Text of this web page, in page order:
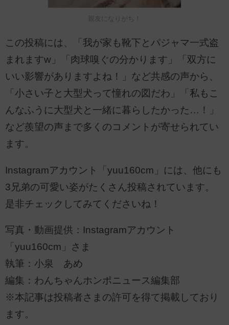
親友になりがち！
この投稿には、「我が家も靴下とパジャマ一式盗
まれますw」「肉球嗅ぐの分かります」「双方に
いい影響がありますよね！」など共感の声から、
「小さい子と大型犬って憧れの図だわ」「私もこ
んなふうに大型犬と一緒に暮らしたかった…！」
など羨望の声まで多くのコメントが寄せられてい
ます。
Instagramアカウント「yuu160cm」には、他にも
3兄弟の可愛い姿がたくさん投稿されています。
是非チェックしてみてくださいね！
写真・動画提供：Instagramアカウント
「yuu160cm」さま
執筆：小泉 あめ
編集：わんちゃんホンポニュース編集部
※本記事は投稿者さまの許可を得て掲載しており
ます。